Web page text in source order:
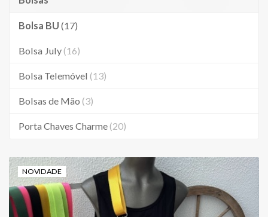
Bolsa BU (17)
Bolsa July (16)
Bolsa Telemóvel (13)
Bolsas de Mão (3)
Porta Chaves Charme (20)
NOVIDADE